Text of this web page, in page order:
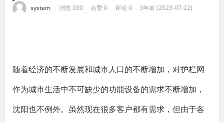
system 浏览 930 点赞 0 评论 0 3年前 (2023-07-22)
随着经济的不断发展和城市人口的不断增加，对护栏网
作为城市生活中不可缺少的功能设备的需求不断增加，
沈阳也不例外。虽然现在很多客户都有需求，但由于各